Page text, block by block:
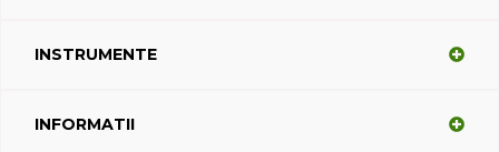
INSTRUMENTE
INFORMATII